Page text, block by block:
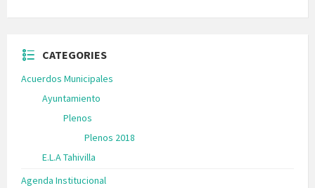
CATEGORIES
Acuerdos Municipales
Ayuntamiento
Plenos
Plenos 2018
E.L.A Tahivilla
Agenda Institucional